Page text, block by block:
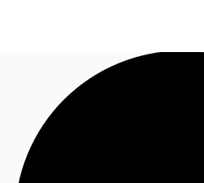
Nuestros Servicios
Noticias e Investigaciones
Llama ahora